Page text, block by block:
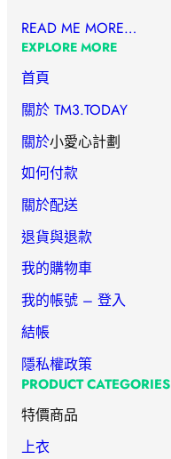
READ ME MORE…
EXPLORE MORE
首頁
關於 TM3.TODAY
關於小愛心計劃
如何付款
關於配送
退貨與退款
我的購物車
我的帳號 – 登入
結帳
隱私權政策
PRODUCT CATEGORIES
特價商品
上衣